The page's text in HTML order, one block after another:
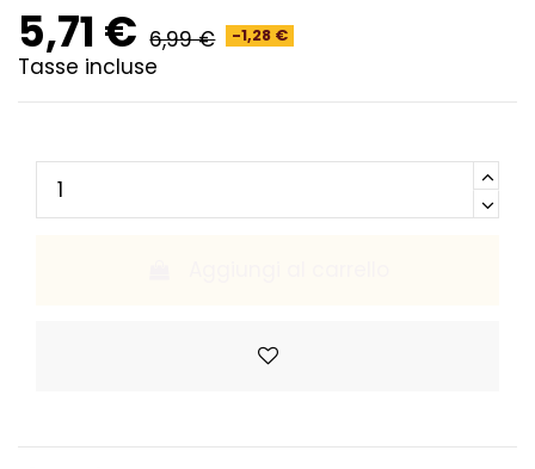
5,71 € 6,99 € -1,28 €
Tasse incluse